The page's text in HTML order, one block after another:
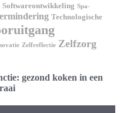
Softwareontwikkeling Spa-
Technologische
Zelfreflectie Zelfzorg
gezond koken in een